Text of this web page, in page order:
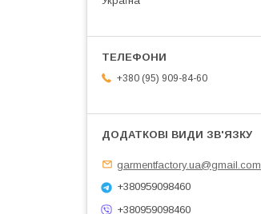
+380 (95) 909-84-60
garmentfactory.ua@gmail.com
+380959098460
+380959098460